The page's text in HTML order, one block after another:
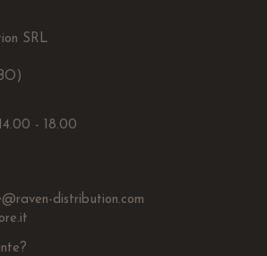
SRL
- 18.00
distribution.com